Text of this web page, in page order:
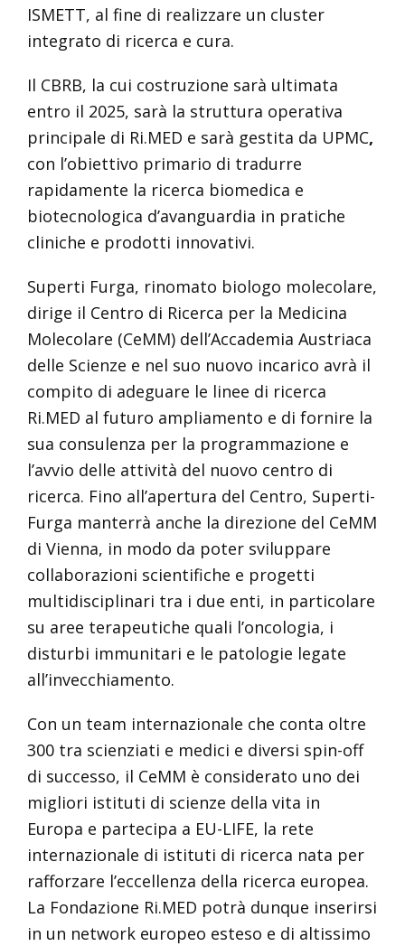
ISMETT, al fine di realizzare un cluster
integrato di ricerca e cura.
Il CBRB, la cui costruzione sarà ultimata
entro il 2025, sarà la struttura operativa
principale di Ri.MED e sarà gestita da UPMC,
con l’obiettivo primario di tradurre
rapidamente la ricerca biomedica e
biotecnologica d’avanguardia in pratiche
cliniche e prodotti innovativi.
Superti Furga, rinomato biologo molecolare,
dirige il Centro di Ricerca per la Medicina
Molecolare (CeMM) dell’Accademia Austriaca
delle Scienze e nel suo nuovo incarico avrà il
compito di adeguare le linee di ricerca
Ri.MED al futuro ampliamento e di fornire la
sua consulenza per la programmazione e
l’avvio delle attività del nuovo centro di
ricerca. Fino all’apertura del Centro, Superti-
Furga manterrà anche la direzione del CeMM
di Vienna, in modo da poter sviluppare
collaborazioni scientifiche e progetti
multidisciplinari tra i due enti, in particolare
su aree terapeutiche quali l’oncologia, i
disturbi immunitari e le patologie legate
all’invecchiamento.
Con un team internazionale che conta oltre
300 tra scienziati e medici e diversi spin-off
di successo, il CeMM è considerato uno dei
migliori istituti di scienze della vita in
Europa e partecipa a EU-LIFE, la rete
internazionale di istituti di ricerca nata per
rafforzare l’eccellenza della ricerca europea.
La Fondazione Ri.MED potrà dunque inserirsi
in un network europeo esteso e di altissimo